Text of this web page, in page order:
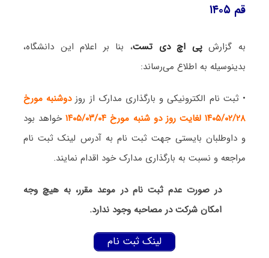
قم ۱۴۰۵
به گزارش پی اچ دی تست، بنا بر اعلام این دانشگاه،
بدینوسیله به اطلاع می‌رساند:
• ثبت نام الکترونیکی و بارگذاری مدارک از روزدوشنبه مورخ
۱۴۰۵/۰۲/۲۸ لغایت روز دو شنبه مورخ ۱۴۰۵/۰۳/۰۴
خواهد بود
و داوطلبان بایستی جهت ثبت نام به آدرس لینک ثبت نام
مراجعه و نسبت به بارگذاری مدارک خود اقدام نمایند.
در صورت‌ عدم ثبت نام در موعد مقرر، به هیچ وجه
امکان شرکت در مصاحبه وجود ندارد.
لینک ثبت نام